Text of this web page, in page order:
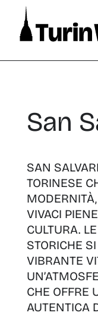
San
SAN
TORINESE
VIVACI
CULTURA.
STORICHE
VIBRANTE
CHE OFFRE
AUTENTICA